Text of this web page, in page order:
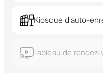
Kiosque d'auto-
Tableau de